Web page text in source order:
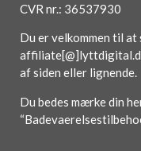
CVR nr.: 36537930
Du er velkommen til at
af siden eller lignende.
Du bedes mærke din